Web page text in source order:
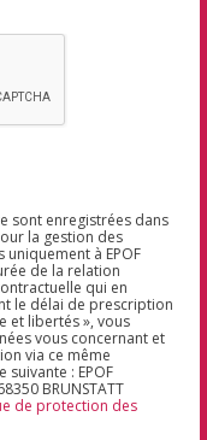
sont enregistrées dans
la gestion des
à EPOF
de la relation
qui en
le délai de prescription
et libertés », vous
vous concernant et
via ce même
: EPOF
BRUNSTATT
de protection des